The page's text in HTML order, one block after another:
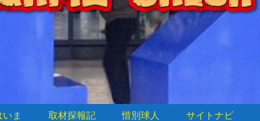
ま 取材探報記 惜別球人 サイトナビ